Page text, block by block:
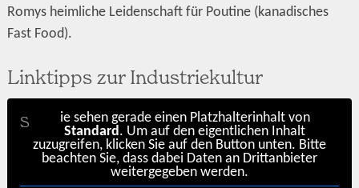
Romys heimliche Leidenschaft für Poutine (kanadisches
Fast Food).
Linktipps zur Industriekultur
S
ie sehen gerade einen Platzhalterinhalt von
Standard . Um auf den eigentlichen Inhalt
zuzugreifen, klicken Sie auf den Button unten. Bitte
beachten Sie, dass dabei Daten an Drittanbieter
weitergegeben werden.